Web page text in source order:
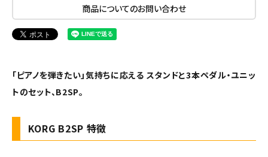
商品についてのお問い合わせ
「ピアノを弾きたい」気持ちに応える スタンドと3本ペダル・ユニッ
トのセット、B2SP。
KORG B2SP 特徴